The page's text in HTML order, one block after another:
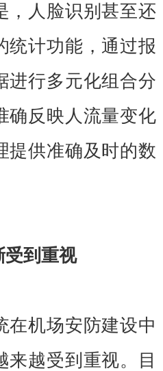
人脸识别甚至还
统计功能，通过报
进行多元化组合分
确反映人流量变化
提供准确及时的数
受到重视
机场安防建设中
来越受到重视。目